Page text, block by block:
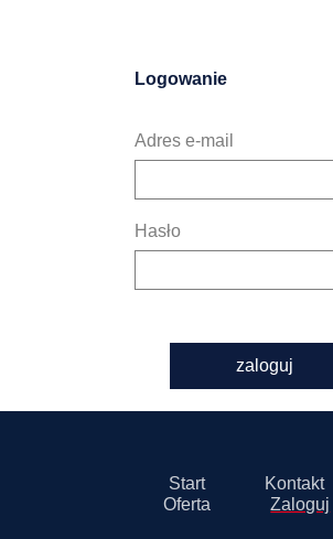
Logowanie
Adres e-mail
Hasło
zaloguj
Start
Kontakt
Oferta
Zaloguj